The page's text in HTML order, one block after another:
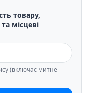
товару,
місцеві
(включає митне